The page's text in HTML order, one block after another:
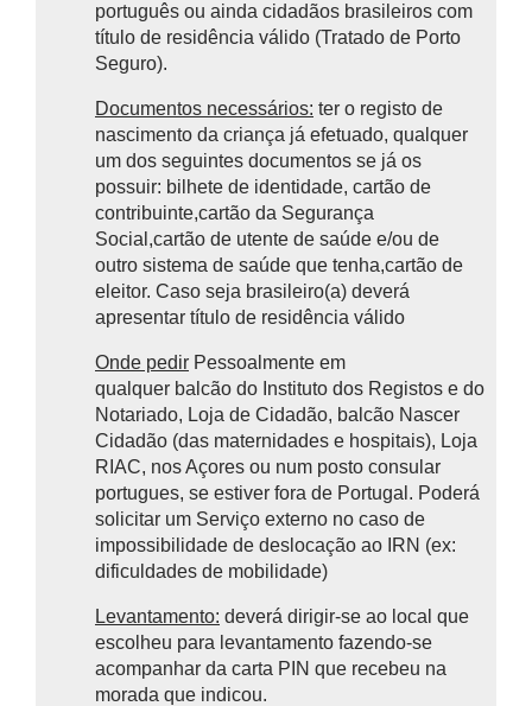
português ou ainda cidadãos brasileiros com
título de residência válido (Tratado de Porto
Seguro).
Documentos necessários: ter o registo de
nascimento da criança já efetuado, qualquer
um dos seguintes documentos se já os
possuir: bilhete de identidade, cartão de
contribuinte,cartão da Segurança
Social,cartão de utente de saúde e/ou de
outro sistema de saúde que tenha,cartão de
eleitor. Caso seja brasileiro(a) deverá
apresentar título de residência válido
Onde pedir Pessoalmente em
qualquer balcão do Instituto dos Registos e do
Notariado, Loja de Cidadão, balcão Nascer
Cidadão (das maternidades e hospitais), Loja
RIAC, nos Açores ou num posto consular
portugues, se estiver fora de Portugal. Poderá
solicitar um Serviço externo no caso de
impossibilidade de deslocação ao IRN (ex:
dificuldades de mobilidade)
Levantamento: deverá dirigir-se ao local que
escolheu para levantamento fazendo-se
acompanhar da carta PIN que recebeu na
morada que indicou.